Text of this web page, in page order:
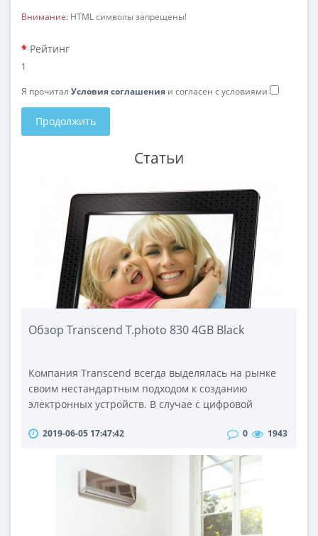
Внимание: HTML символы запрещены!
Рейтинг
1
Я прочитал Условия соглашения и согласен с условиями
Продолжить
Статьи
Обзор Transcend T.photo 830 4GB Black
Компания Transcend всегда выделялась на рынке
своим нестандартным подходом к созданию
электронных устройств. В случае с цифровой
совместить действительно отличный дизайн с
Обладая широким LCD экраном с высоким
разрешением, PF 830 способна показывать
цифровые фотографии по качеству и
цветопередачи сравнимые с высоко..
2019-06-05 17:47:42 0 1943